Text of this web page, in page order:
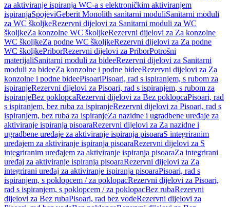
za aktiviranje ispiranja WC-a s elektroničkim aktiviranjem
ispiranjaSpojeviGeberit Monolith sanitarni moduliSanitarni moduli
za WC školjkeRezervni dijelovi za Sanitarni moduli za WC
školjkeZa konzolne WC školjkeRezervni dijelovi za Za konzolne
WC školjkeZa podne WC školjkeRezervni dijelovi za Za podne
WC školjkePriborRezervni dijelovi za PriborPotrošni
materijaliSanitarni moduli za bideeRezervni dijelovi za Sanitarni
moduli za bideeZa konzolne i podne bideeRezervni dijelovi za Za
konzolne i podne bideePisoariPisoari, rad s ispiranjem, s rubom za
ispiranjeRezervni dijelovi za Pisoari, rad s ispiranjem, s rubom za
ispiranjeBez poklopcaRezervni dijelovi za Bez poklopcaPisoari, rad
s ispiranjem, bez ruba za ispiranjeRezervni dijelovi za Pisoari, rad s
ispiranjem, bez ruba za ispiranjeZa nazidne i ugradbene uređaje za
aktiviranje ispiranja pisoaraRezervni dijelovi za Za nazidne i
ugradbene uređaje za aktiviranje ispiranja pisoaraS integriranim
uređajem za aktiviranje ispiranja pisoaraRezervni dijelovi za S
integriranim uređajem za aktiviranje ispiranja pisoaraZa integrirani
uređaj za aktiviranje ispiranja pisoaraRezervni dijelovi za Za
integrirani uređaj za aktiviranje ispiranja pisoaraPisoari, rad s
ispiranjem, s poklopcem / za poklopacRezervni dijelovi za Pisoari,
rad s ispiranjem, s poklopcem / za poklopacBez rubaRezervni
dijelovi za Bez rubaPisoari, rad bez vodeRezervni dijelovi za